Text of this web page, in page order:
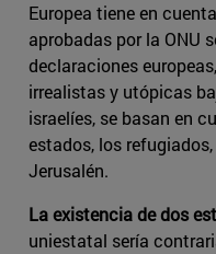
Europea tiene en
aprobadas por la ONU
declaraciones
irrealistas y utópicas
israelíes, se basan en
estados, los
Jerusalén.
La existencia de dos
uniestatal sería